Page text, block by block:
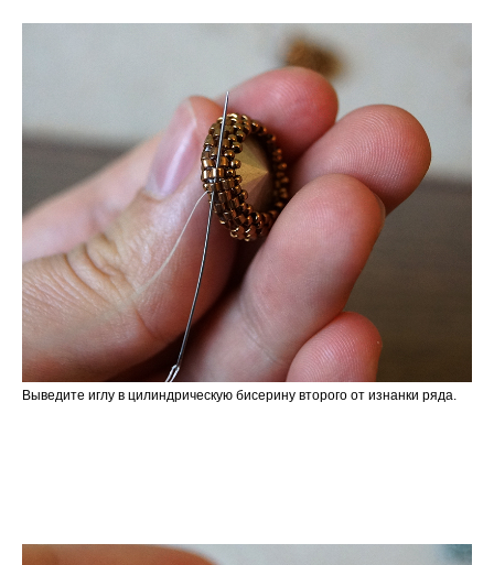
Выведите иглу в цилиндрическую бисерину второго от изнанки ряда.